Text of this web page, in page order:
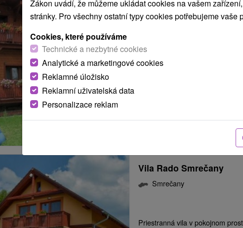
Smrečany
Penzión v srdci Liptova, v obci
Západnými Tatrami, vyniká
Vila Rado Smrečany
Smrečany
Priestranná vila v pokojnom
Zákon uvádí, že můžeme ukládat cookies na vašem
stránky. Pro všechny ostatní typy cookies potřebujeme vaše
Cookies, které používáme
Technické a nezbytné cookies
Analytické a marketingové cookies
Reklamné úložisko
Reklamní uživatelská data
Personalizace reklam